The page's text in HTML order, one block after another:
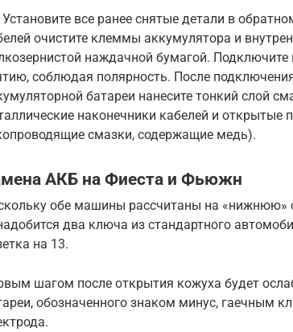
Установите все ранее снятые детали в
очистите клеммы аккумулятора и
наждачной бумагой.
соблюдая полярность. После
батареи нанесите тонкий слой
наконечники кабелей и открытые
смазки, содержащие медь).
АКБ на Фиеста и Фьюжн
обе машины рассчитаны на «нижнюю»
два ключа из стандартного
на 13.
шагом после открытия кожуха будет
обозначенного знаком минус, гаечным